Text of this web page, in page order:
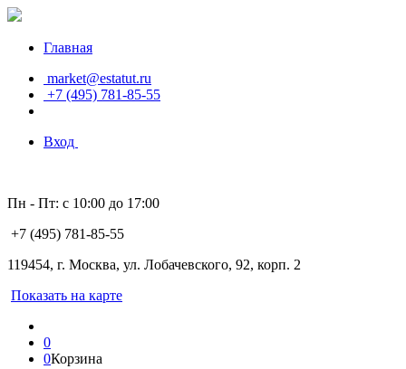
Главная
market@estatut.ru
+7 (495) 781-85-55
Вход
Пн - Пт: с 10:00 до 17:00
+7 (495) 781-85-55
119454, г. Москва, ул. Лобачевского, 92, корп. 2
Показать на карте
0
0Корзина